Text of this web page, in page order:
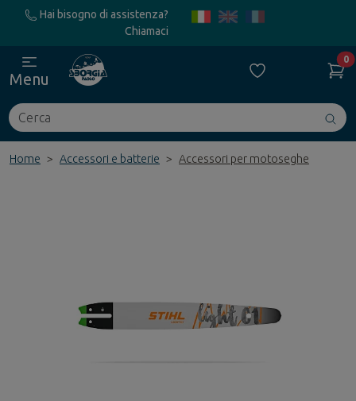
Hai bisogno di assistenza?
Chiamaci
Cerca
0
Menu
Home Accessori e batterie Accessori per motoseghe